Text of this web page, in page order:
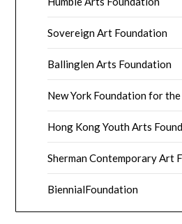
Sovereign Art Foundation
Ballinglen Arts Foundation
New York Foundation for
Hong Kong Youth Arts
Sherman Contemporary Art
BiennialFoundation